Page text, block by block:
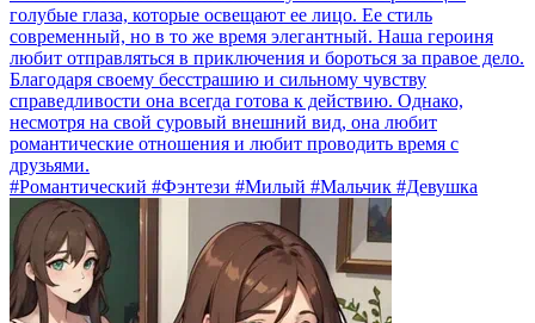
голубые глаза, которые освещают ее лицо. Ее стиль
современный, но в то же время элегантный. Наша героиня
любит отправляться в приключения и бороться за правое дело.
Благодаря своему бесстрашию и сильному чувству
справедливости она всегда готова к действию. Однако,
несмотря на свой суровый внешний вид, она любит
романтические отношения и любит проводить время с
друзьями.
#Романтический #Фэнтези #Милый #Мальчик #Девушка